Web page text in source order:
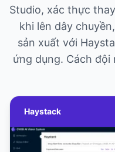
Studio, xác thực
khi lên dây
sản xuất với
ứng dụng. Cách đội
Haystack